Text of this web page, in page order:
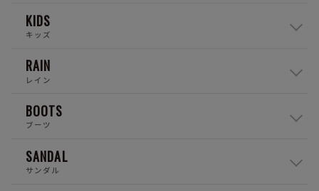
KIDS
キッズ
RAIN
レイン
BOOTS
ブーツ
SANDAL
サンダル